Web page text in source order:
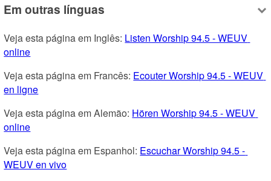
Em outras línguas
Veja esta página em Inglês: Listen Worship 94.5 - WEUV
online
Veja esta página em Francês: Ecouter Worship 94.5 - WEUV
en ligne
Veja esta página em Alemão: Hören Worship 94.5 - WEUV
online
Veja esta página em Espanhol: Escuchar Worship 94.5 -
WEUV en vivo